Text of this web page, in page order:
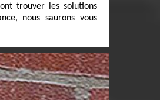
trouver les solutions
nous saurons vous